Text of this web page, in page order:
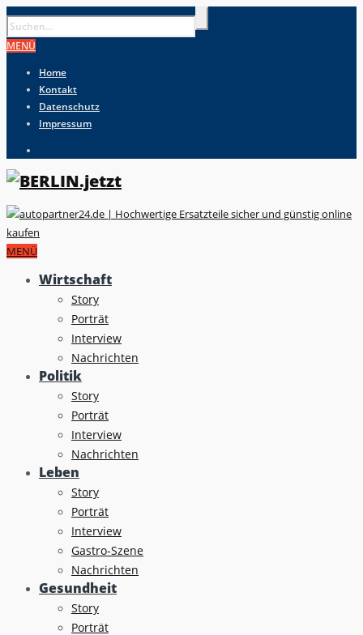
MENÜ
Home
Kontakt
Datenschutz
Impressum
MENÜ
Wirtschaft
Story
Porträt
Interview
Nachrichten
Politik
Story
Porträt
Interview
Nachrichten
Leben
Story
Porträt
Interview
Gastro-Szene
Nachrichten
Gesundheit
Story
Porträt